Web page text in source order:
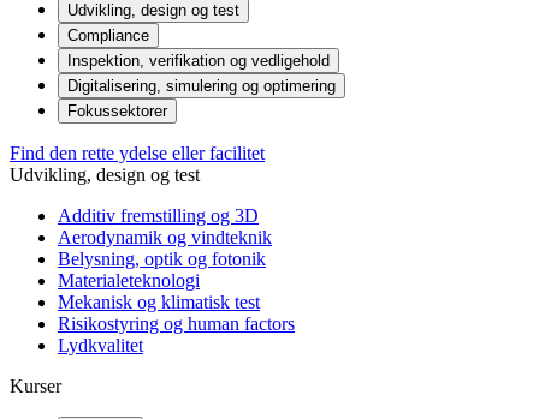
Udvikling, design og test
Compliance
Inspektion, verifikation og vedligehold
Digitalisering, simulering og optimering
Fokussektorer
Find den rette ydelse eller facilitet
Udvikling, design og test
Additiv fremstilling og 3D
Aerodynamik og vindteknik
Belysning, optik og fotonik
Materialeteknologi
Mekanisk og klimatisk test
Risikostyring og human factors
Lydkvalitet
Kurser